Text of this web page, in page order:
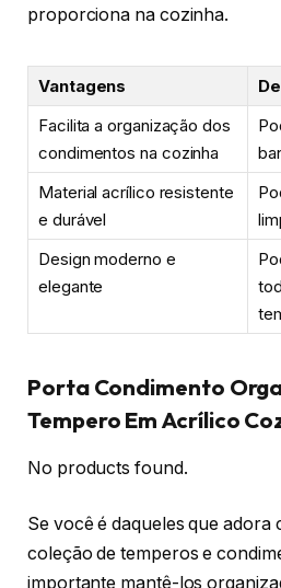
proporciona na cozinha.
Vantagens
Facilita a organização dos
condimentos na cozinha
Material acrílico resistente
e durável
Design moderno e
elegante
Porta Condimento
Tempero Em Acrílico
No products found.
Se você é daqueles que adora
coleção de temperos e
importante mantê-los